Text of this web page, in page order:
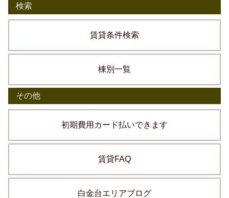
検索
賃貸条件検索
棟別一覧
その他
初期費用カード払いできます
賃貸FAQ
白金台エリアブログ